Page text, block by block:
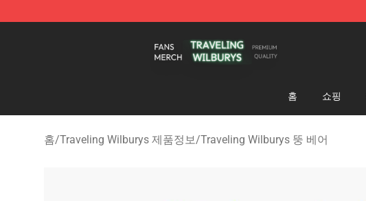
홈 쇼핑
홈/Traveling Wilburys 제품정보/Traveling Wilburys 뚱 베어